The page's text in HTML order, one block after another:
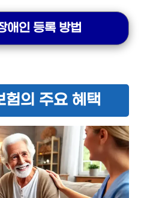
애인 등록 방법
험의 주요 혜택